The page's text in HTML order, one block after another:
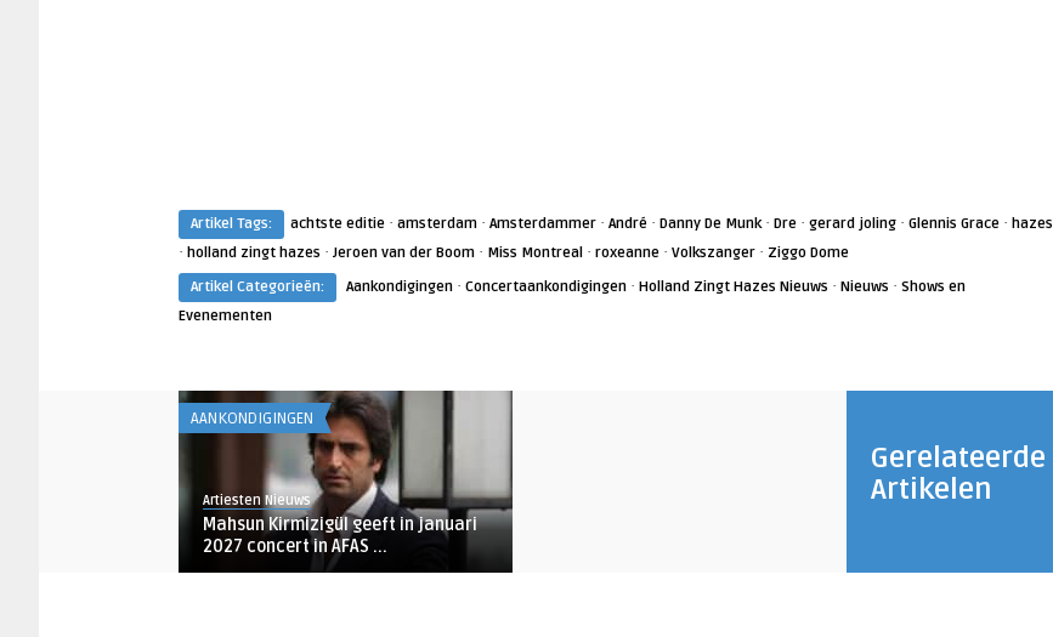
Artikel Tags: achtste editie · amsterdam · Amsterdammer · André · Danny De Munk· Dre · gerard joling · Glennis Grace · hazes
· holland zingt hazes · Jeroen van der Boom · Miss Montreal · roxeanne · Volkszanger · Ziggo Dome
Artikel Categorieën:
Aankondigingen · Concertaankondigingen · Holland Zingt Hazes Nieuws · Nieuws · Shows en
Evenementen
Gerelateerde
Artikelen
AANKONDIGINGEN
Artiesten Nieuws
Mahsun Kirmizigül geeft in januari
2027 concert in AFAS ...